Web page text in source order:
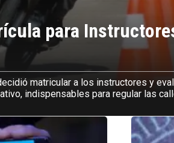
para
matricular a los instructores y
indispensables para regular las